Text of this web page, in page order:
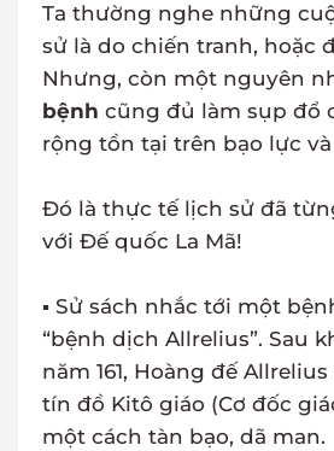
Ta thường nghe những
sử là do chiến tranh, hoặc
Nhưng, còn một nguyên
bệnh cũng đủ làm sụp đổ
rộng tồn tại trên bạo lực và
Đó là thực tế lịch sử đã
với Đế quốc La Mã!
▪ Sử sách nhắc tới một
“bệnh dịch Allrelius”. Sau
năm 161, Hoàng đế
tín đồ Kitô giáo (Cơ đốc
một cách tàn bạo, dã man.